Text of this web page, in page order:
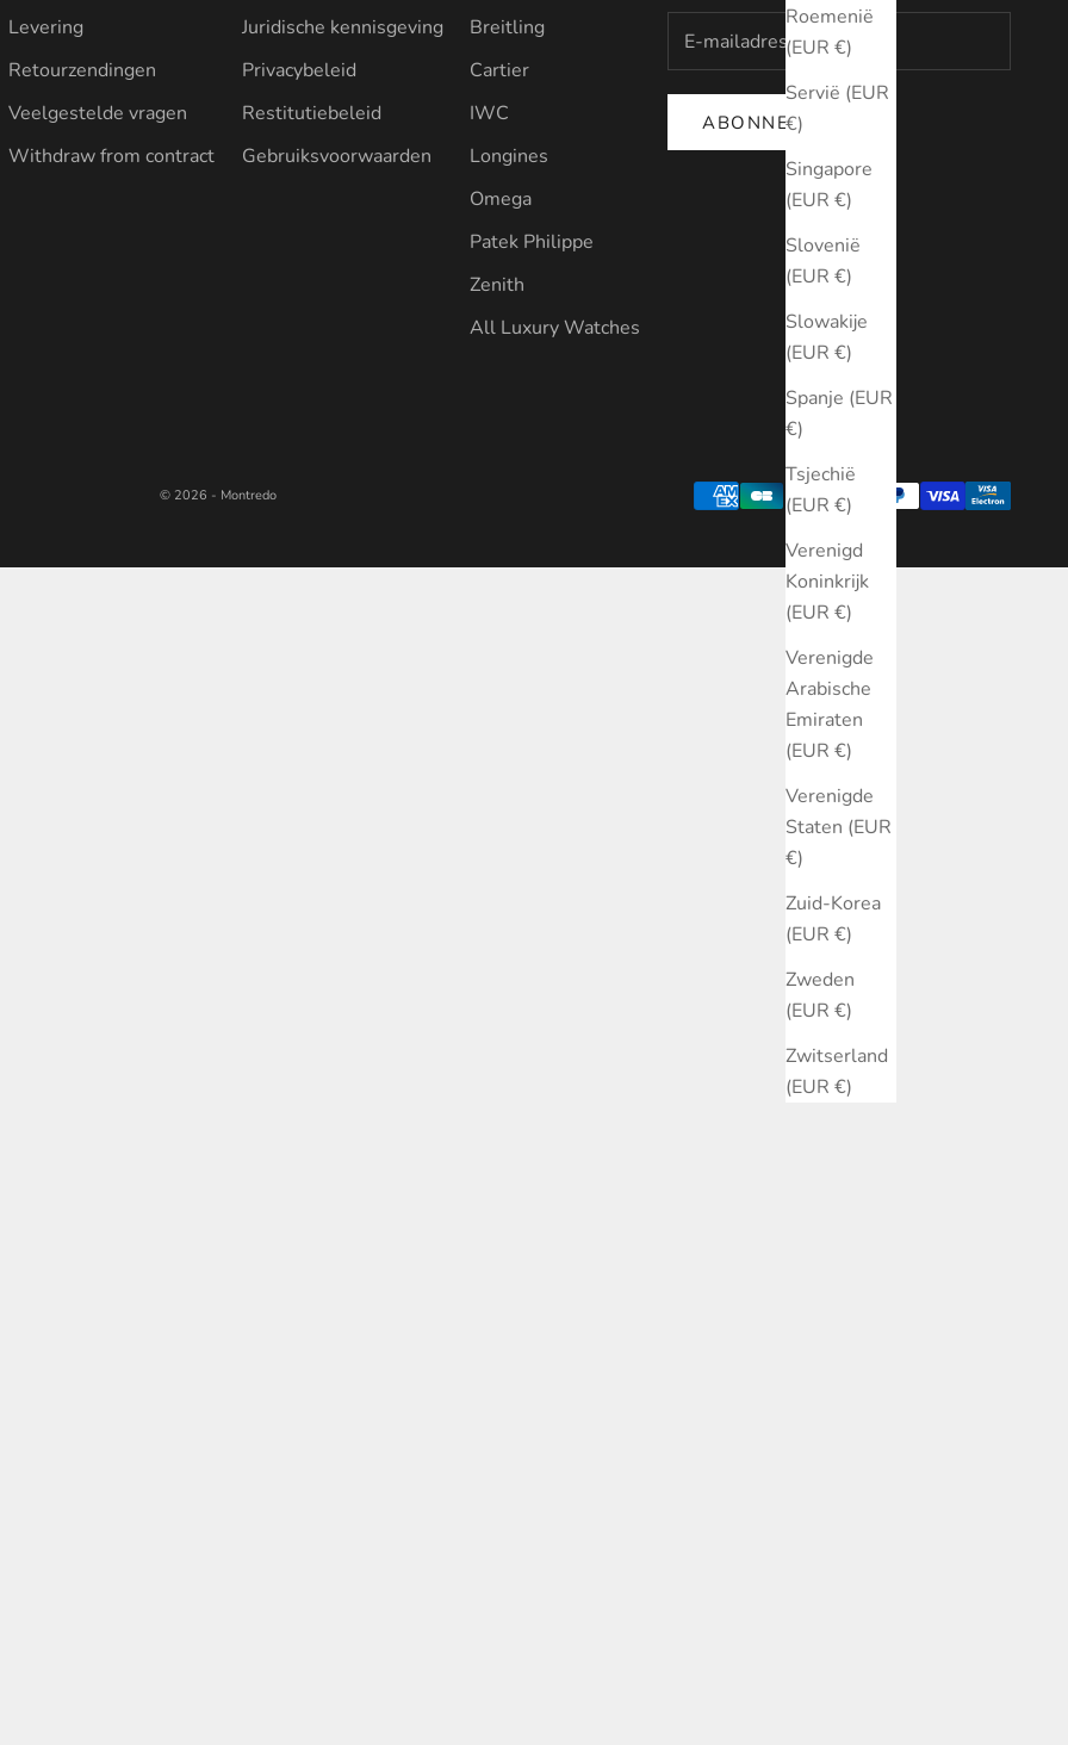
Roemenië
(EUR €)
Servië (EUR
€)
Singapore
(EUR €)
Slovenië
(EUR €)
Slowakije
(EUR €)
Spanje (EUR
€)
Tsjechië
(EUR €)
Verenigd
Koninkrijk
(EUR €)
Verenigde
Arabische
Emiraten
(EUR €)
Verenigde
Staten (EUR
€)
Zuid-Korea
(EUR €)
Zweden
(EUR €)
Zwitserland
(EUR €)
Levering
Retourzendingen
Veelgestelde vragen
Withdraw from contract
Juridische kennisgeving
Privacybeleid
Restitutiebeleid
Gebruiksvoorwaarden
Breitling
Cartier
IWC
Longines
Omega
Patek Philippe
Zenith
All Luxury Watches
ABONNEREN
© 2026 - Montredo